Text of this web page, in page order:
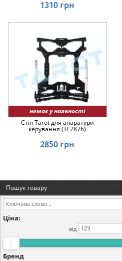
1310 грн
немає у наявності
Стіл Tarot для апаратури
керування (TL2876)
2850 грн
Пошук товару
Ціна:
від
Бренд